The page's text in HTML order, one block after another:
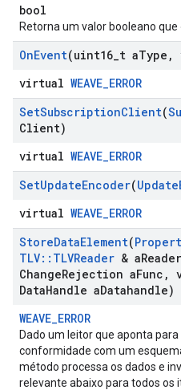
bool
Retorna um valor booleano
OnEvent(uint16 t aType ,
virtual WEAVE_ERROR
SetSubscriptionClient(
Client)
virtual WEAVE_ERROR
SetUpdateEncoder(Update
virtual WEAVE_ERROR
StoreDataElement(
TLV:: TLVReader & aReader
ChangeRejection aFunc ,
DataHandle aDatahandle)
WEAVE_ERROR
Dado um leitor que aponta
conformidade com um
método processa os dados e
relevante abaixo para todos os